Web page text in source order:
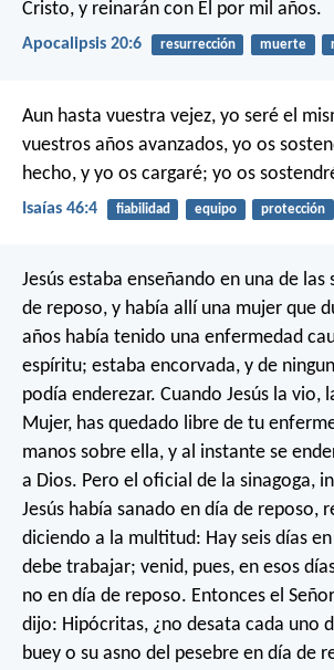
Cristo, y reinarán con Él por mil años.
Apocalipsis 20:6 resurrección muerte
Aun hasta vuestra vejez, yo seré el
vuestros años avanzados, yo os
hecho, y yo os cargaré; yo os
Isaías 46:4 fiabilidad equipo protección
Jesús estaba enseñando en una de las
de reposo, y había allí una mujer que
años había tenido una enfermedad
espíritu; estaba encorvada, y de
podía enderezar. Cuando Jesús la vio,
Mujer, has quedado libre de tu
manos sobre ella, y al instante se
a Dios. Pero el oficial de la sinagoga,
Jesús había sanado en día de reposo,
diciendo a la multitud: Hay seis días
debe trabajar; venid, pues, en esos
no en día de reposo. Entonces el
dijo: Hipócritas, ¿no desata cada uno
buey o su asno del pesebre en día de